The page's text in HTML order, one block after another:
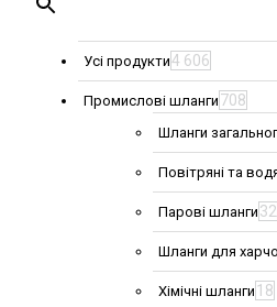
Усі продукти4 606
Промислові шланги 708
Шланги
Повітряні та
Парові шланги 32
Шланги для
Хімічні шланги 18